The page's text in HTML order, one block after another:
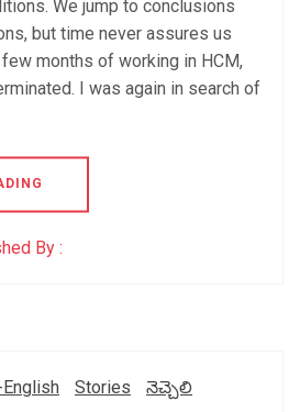
We jump to conclusions
but time never assures us
months of working in HCM,
I was again in search of
By :
Stories నెచ్చెలి